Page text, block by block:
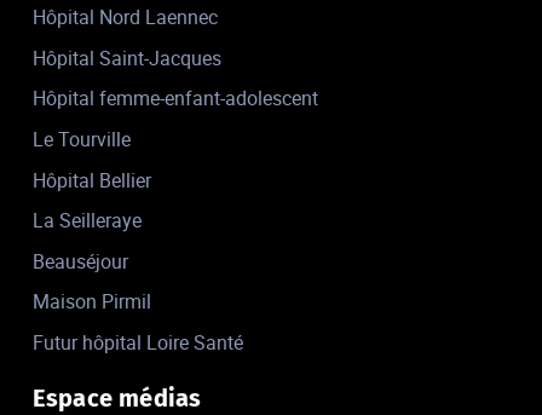
Hôpital Nord Laennec
Hôpital Saint-Jacques
Hôpital femme-enfant-adolescent
Le Tourville
Hôpital Bellier
La Seilleraye
Beauséjour
Maison Pirmil
Futur hôpital Loire Santé
Espace médias